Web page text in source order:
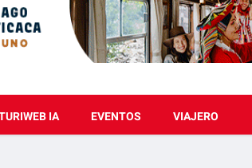
IA EVENTOS VIAJERO